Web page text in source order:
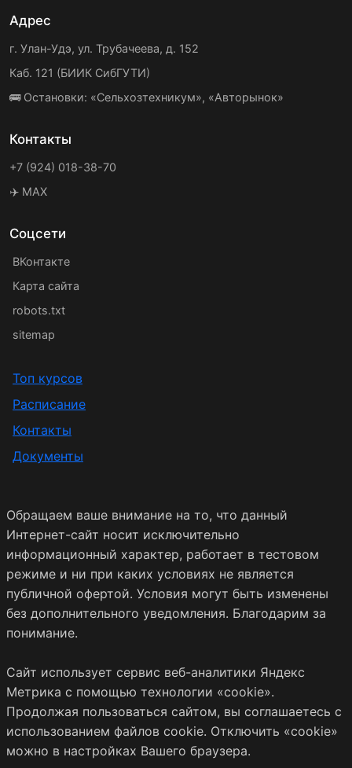
Адрес
г. Улан-Удэ, ул. Трубачеева, д. 152
Каб. 121 (БИИК СибГУТИ)
🚌 Остановки: «Сельхозтехникум», «Авторынок»
Контакты
+7 (924) 018-38-70
✈️ MAX
Соцсети
ВКонтакте
Карта сайта
robots.txt
sitemap
Топ курсов
Расписание
Контакты
Документы
Обращаем ваше внимание на то, что данный
Интернет-сайт носит исключительно
информационный характер, работает в тестовом
режиме и ни при каких условиях не является
публичной офертой. Условия могут быть изменены
без дополнительного уведомления. Благодарим за
понимание.
Сайт использует сервис веб-аналитики Яндекс
Метрика с помощью технологии «cookie».
Продолжая пользоваться сайтом, вы соглашаетесь с
использованием файлов cookie. Отключить «cookie»
можно в настройках Вашего браузера.